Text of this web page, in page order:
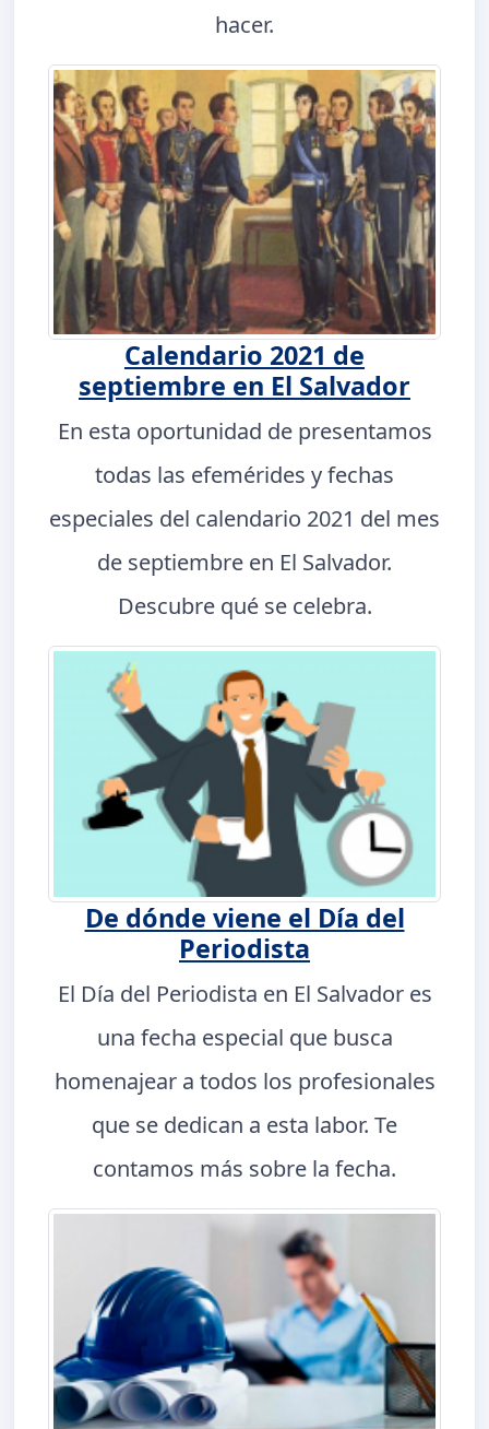
hacer.
Calendario 2021 de
septiembre en El Salvador
En esta oportunidad de presentamos
todas las efemérides y fechas
especiales del calendario 2021 del mes
de septiembre en El Salvador.
Descubre qué se celebra.
De dónde viene el Día del
Periodista
El Día del Periodista en El Salvador es
una fecha especial que busca
homenajear a todos los profesionales
que se dedican a esta labor. Te
contamos más sobre la fecha.